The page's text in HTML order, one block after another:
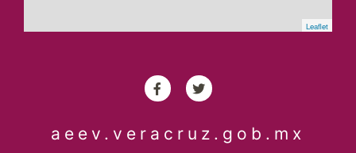
Leaflet
aeev.veracruz.gob.mx